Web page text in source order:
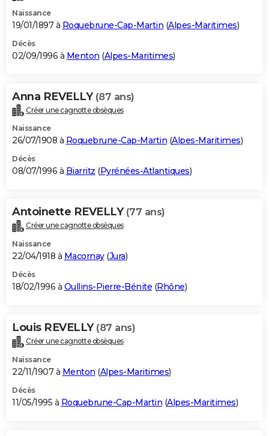
Naissance
19/01/1897 à Roquebrune-Cap-Martin (Alpes-Maritimes)
Décès
02/09/1996 à Menton (Alpes-Maritimes)
Anna REVELLY (87 ans)
Créer une cagnotte obsèques
Naissance
26/07/1908 à Roquebrune-Cap-Martin (Alpes-Maritimes)
Décès
08/07/1996 à Biarritz (Pyrénées-Atlantiques)
Antoinette REVELLY (77 ans)
Créer une cagnotte obsèques
Naissance
22/04/1918 à Macornay(Jura)
Décès
18/02/1996 à Oullins-Pierre-Bénite (Rhône)
Louis REVELLY (87 ans)
Créer une cagnotte obsèques
Naissance
22/11/1907 à Menton (Alpes-Maritimes)
Décès
11/05/1995 à Roquebrune-Cap-Martin (Alpes-Maritimes)